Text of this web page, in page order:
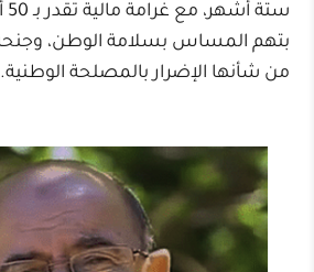
بتهم المساس بسلامة الوطن،
من شأنها الإضرار بالمصلحة الوطنية.